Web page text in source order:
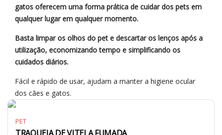
gatos oferecem uma forma prática de cuidar dos pets em
qualquer lugar em qualquer momento.
Basta limpar os olhos do pet e descartar os lenços após a
utilização, economizando tempo e simplificando os
cuidados diários.
Fácil e rápido de usar, ajudam a manter a higiene ocular
dos cães e gatos.
PET